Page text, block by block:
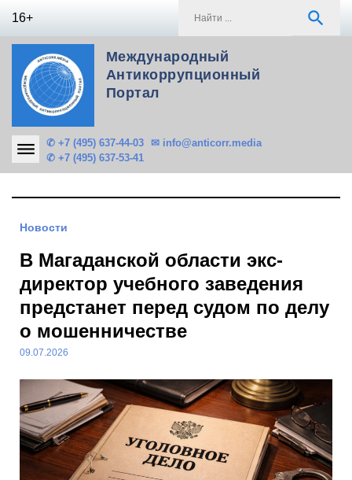
16+ search
Международный
Антикоррупционный
Портал
✆ +7 (495) 637-44-03
✆ +7 (495) 637-53-41
✉ info@anticorr.media
Новости
В Магаданской области экс-
директор учебного заведения
предстанет перед судом по делу
о мошенничестве
09.07.2026